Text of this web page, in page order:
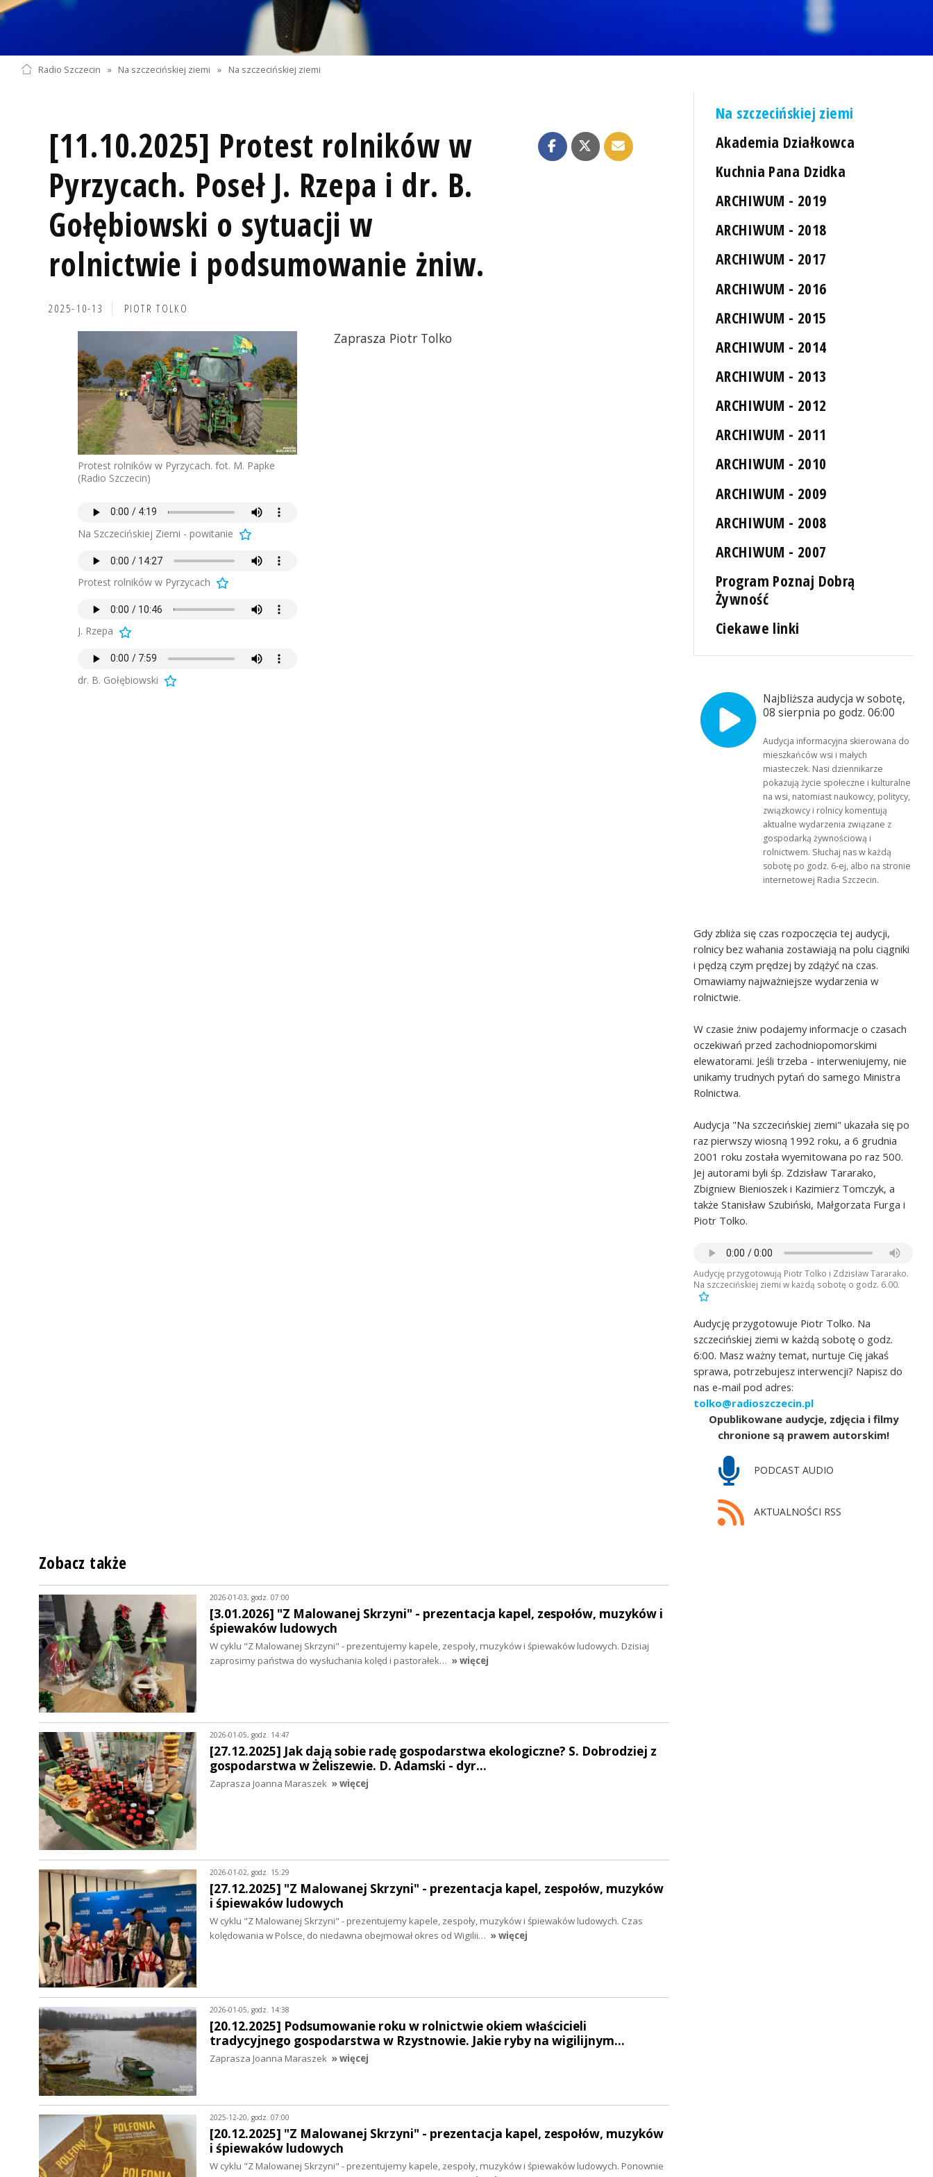
Radio Szczecin » Na szczecińskiej ziemi » Na szczecińskiej ziemi
[11.10.2025] Protest rolników w
Pyrzycach. Poseł J. Rzepa i dr. B.
Gołębiowski o sytuacji w
rolnictwie i podsumowanie żniw.
2025-10-13 PIOTR TOLKO
Protest rolników w Pyrzycach. fot. M. Papke
(Radio Szczecin)
Na Szczecińskiej Ziemi - powitanie
Protest rolników w Pyrzycach
J. Rzepa
dr. B. Gołębiowski
Zaprasza Piotr Tolko
Na szczecińskiej ziemi
Akademia Działkowca
Kuchnia Pana Dzidka
ARCHIWUM - 2019
ARCHIWUM - 2018
ARCHIWUM - 2017
ARCHIWUM - 2016
ARCHIWUM - 2015
ARCHIWUM - 2014
ARCHIWUM - 2013
ARCHIWUM - 2012
ARCHIWUM - 2011
ARCHIWUM - 2010
ARCHIWUM - 2009
ARCHIWUM - 2008
ARCHIWUM - 2007
Program Poznaj Dobrą
Żywność
Ciekawe linki
Najbliższa audycja w sobotę,
08 sierpnia po godz. 06:00
Audycja informacyjna skierowana do
mieszkańców wsi i małych
miasteczek. Nasi dziennikarze
pokazują życie społeczne i kulturalne
na wsi, natomiast naukowcy, politycy,
związkowcy i rolnicy komentują
aktualne wydarzenia związane z
gospodarką żywnościową i
rolnictwem. Słuchaj nas w każdą
sobotę po godz. 6-ej, albo na stronie
internetowej Radia Szczecin.
Gdy zbliża się czas rozpoczęcia tej audycji,
rolnicy bez wahania zostawiają na polu ciągniki
i pędzą czym prędzej by zdążyć na czas.
Omawiamy najważniejsze wydarzenia w
rolnictwie.
W czasie żniw podajemy informacje o czasach
oczekiwań przed zachodniopomorskimi
elewatorami. Jeśli trzeba - interweniujemy, nie
unikamy trudnych pytań do samego Ministra
Rolnictwa.
Audycja "Na szczecińskiej ziemi" ukazała się po
raz pierwszy wiosną 1992 roku, a 6 grudnia
2001 roku została wyemitowana po raz 500.
Jej autorami byli śp. Zdzisław Tararako,
Zbigniew Bienioszek i Kazimierz Tomczyk, a
także Stanisław Szubiński, Małgorzata Furga i
Piotr Tolko.
Audycję przygotowują Piotr Tolko i Zdzisław Tararako.
Na szczecińskiej ziemi w każdą sobotę o godz. 6.00.
Audycję przygotowuje Piotr Tolko. Na
szczecińskiej ziemi w każdą sobotę o godz.
6:00. Masz ważny temat, nurtuje Cię jakaś
sprawa, potrzebujesz interwencji? Napisz do
nas e-mail pod adres:
tolko@radioszczecin.pl
Opublikowane audycje, zdjęcia i filmy
chronione są prawem autorskim!
PODCAST AUDIO
AKTUALNOŚCI RSS
Zobacz także
2026-01-03, godz. 07:00
[3.01.2026] "Z Malowanej Skrzyni" - prezentacja kapel, zespołów, muzyków i
śpiewaków ludowych
W cyklu "Z Malowanej Skrzyni" - prezentujemy kapele, zespoły, muzyków i śpiewaków ludowych. Dzisiaj
zaprosimy państwa do wysłuchania kolęd i pastorałek… » więcej
2026-01-05, godz. 14:47
[27.12.2025] Jak dają sobie radę gospodarstwa ekologiczne? S. Dobrodziej z
gospodarstwa w Żeliszewie. D. Adamski - dyr…
Zaprasza Joanna Maraszek » więcej
2026-01-02, godz. 15:29
[27.12.2025] "Z Malowanej Skrzyni" - prezentacja kapel, zespołów, muzyków
i śpiewaków ludowych
W cyklu "Z Malowanej Skrzyni" - prezentujemy kapele, zespoły, muzyków i śpiewaków ludowych. Czas
kolędowania w Polsce, do niedawna obejmował okres od Wigilii… » więcej
2026-01-05, godz. 14:38
[20.12.2025] Podsumowanie roku w rolnictwie okiem właścicieli
tradycyjnego gospodarstwa w Rzystnowie. Jakie ryby na wigilijnym…
Zaprasza Joanna Maraszek » więcej
2025-12-20, godz. 07:00
[20.12.2025] "Z Malowanej Skrzyni" - prezentacja kapel, zespołów, muzyków
i śpiewaków ludowych
W cyklu "Z Malowanej Skrzyni" - prezentujemy kapele, zespoły, muzyków i śpiewaków ludowych. Ponownie